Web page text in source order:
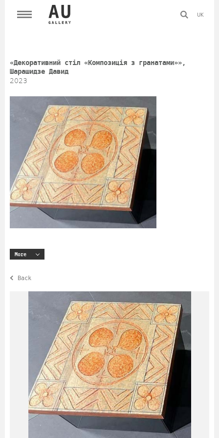
UK
«Декоративний стіл «Композиція з гранатами»»,
Шарашидзе Давид
2023
More
Back